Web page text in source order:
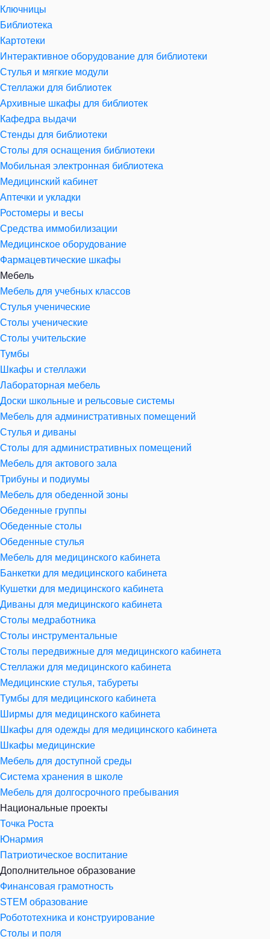
Ключницы
Библиотека
Картотеки
Интерактивное оборудование для библиотеки
Стулья и мягкие модули
Стеллажи для библиотек
Архивные шкафы для библиотек
Кафедра выдачи
Стенды для библиотеки
Столы для оснащения библиотеки
Мобильная электронная библиотека
Медицинский кабинет
Аптечки и укладки
Ростомеры и весы
Средства иммобилизации
Медицинское оборудование
Фармацевтические шкафы
Мебель
Мебель для учебных классов
Стулья ученические
Столы ученические
Столы учительские
Тумбы
Шкафы и стеллажи
Лабораторная мебель
Доски школьные и рельсовые системы
Мебель для административных помещений
Стулья и диваны
Столы для административных помещений
Мебель для актового зала
Трибуны и подиумы
Мебель для обеденной зоны
Обеденные группы
Обеденные столы
Обеденные стулья
Мебель для медицинского кабинета
Банкетки для медицинского кабинета
Кушетки для медицинского кабинета
Диваны для медицинского кабинета
Столы медработника
Столы инструментальные
Столы передвижные для медицинского кабинета
Стеллажи для медицинского кабинета
Медицинские стулья, табуреты
Тумбы для медицинского кабинета
Ширмы для медицинского кабинета
Шкафы для одежды для медицинского кабинета
Шкафы медицинские
Мебель для доступной среды
Система хранения в школе
Мебель для долгосрочного пребывания
Национальные проекты
Точка Роста
Юнармия
Патриотическое воспитание
Дополнительное образование
Финансовая грамотность
STEM образование
Робототехника и конструирование
Столы и поля